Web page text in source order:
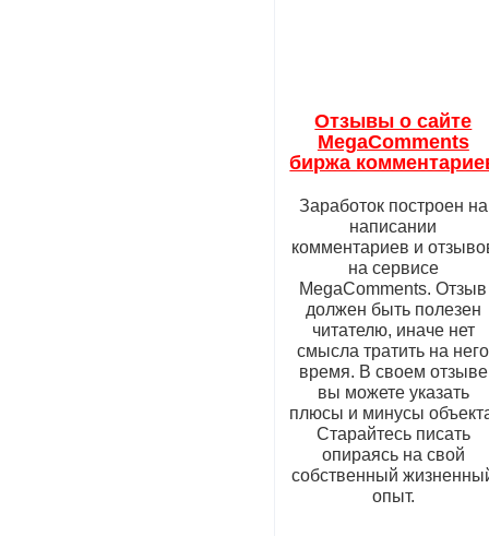
Отзывы о сайте
MegaComments
биржа
Заработок построен на
написании
комментариев и
на сервисе
MegaComments. Отзыв
должен быть полезен
читателю, иначе нет
смысла тратить на него
время. В своем отзыве
вы можете указать
плюсы и минусы
Старайтесь писать
опираясь на свой
собственный
опыт.